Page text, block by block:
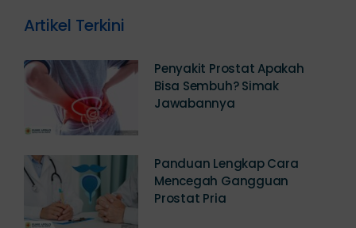
Bisa Sembuh? Simak
Jawabannya
Mencegah Gangguan
Prostat Pria